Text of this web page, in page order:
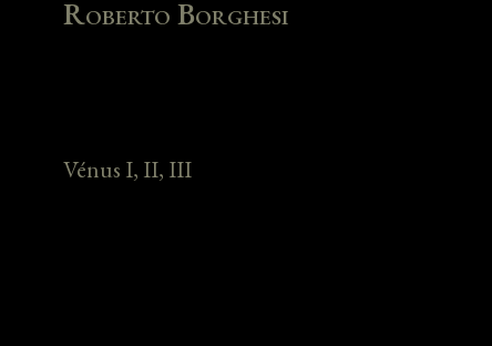
Roberto Borghesi
Vénus I, II, III